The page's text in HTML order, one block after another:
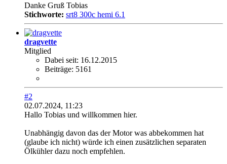
Danke Gruß Tobias
Stichworte: srt8 300c hemi 6.1
dragvette
Mitglied
Dabei seit: 16.12.2015
Beiträge: 5161
#2
02.07.2024, 11:23
Hallo Tobias und willkommen hier.
Unabhängig davon das der Motor was abbekommen hat
(glaube ich nicht) würde ich einen zusätzlichen separaten
Ölkühler dazu noch empfehlen.